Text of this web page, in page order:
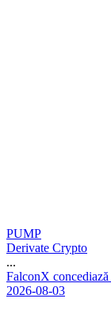
PUMP
Derivate Crypto
...
FalconX concediază
2026-08-03